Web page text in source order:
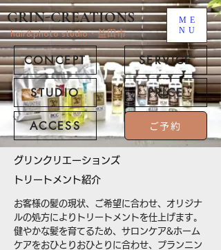
GRIN-CREATIONS
hair&photo studio・益田市
CONCEPT
STUDIO
ACCESS
SERVICE
PRICE
ご予約
ME
NU
​グリンクリエーションズ
トリートメント​紹介
お客様の髪の現状、ご希望に合わせ、オリジナ
ルの処方によりトリートメントを仕上げます。
​健やかな髪を育てるため、サロンケア&ホーム
ケアをおひとりおひとりに合わせ、プランニン